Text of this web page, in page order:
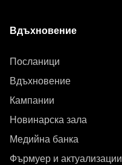
Вдъхновение
Посланици
Вдъхновение
Кампании
Новинарска зала
Медийна банка
Фърмуер и актуализации